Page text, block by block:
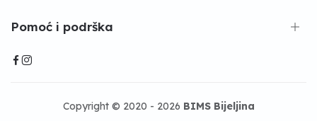
Pomoć i podrška
Copyright © 2020 - 2026 BIMS Bijeljina